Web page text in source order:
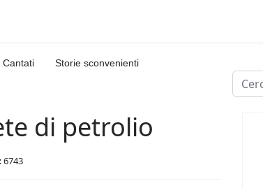
Cantati Storie sconvenienti
Cerca
di petrolio
6743